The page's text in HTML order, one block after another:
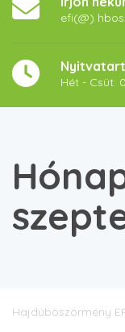
efi(@)
Hét - Csüt:
Hajdúböszörmény